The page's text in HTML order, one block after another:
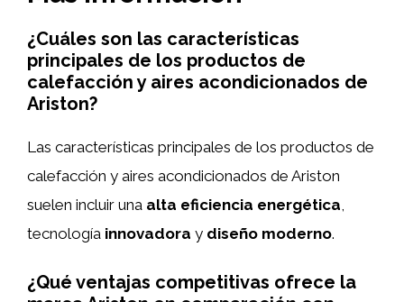
¿Cuáles son las características
principales de los productos de
calefacción y aires acondicionados de
Ariston?
Las características principales de los productos de
calefacción y aires acondicionados de Ariston
suelen incluir una alta eficiencia energética,
tecnología innovadora y diseño moderno.
¿Qué ventajas competitivas ofrece la